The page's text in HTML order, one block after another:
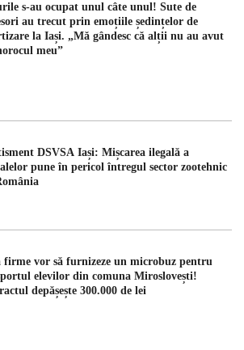
s-au ocupat unul câte unul! Sute de
au trecut prin emoțiile ședințelor de
la Iași. „Mă gândesc că alții nu au avut
meu”
DSVSA Iași: Mișcarea ilegală a
pune în pericol întregul sector zootehnic
firme vor să furnizeze un microbuz pentru
elevilor din comuna Miroslovești!
depășește 300.000 de lei